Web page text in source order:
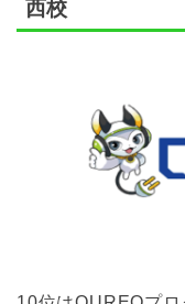
西校